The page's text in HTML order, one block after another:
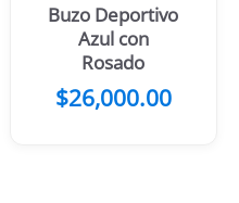
Buzo Deportivo
Azul con
Rosado
$26,000.00